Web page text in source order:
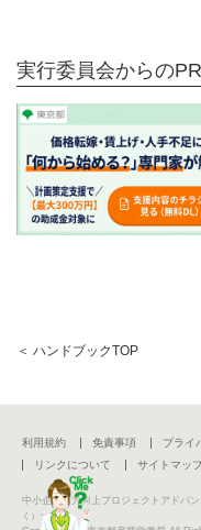
実行委員会からのPR
＜ ハンドブックTOP
利用規約 免責事項 プライ
リンクについて
サイトマッ
中小企業活力向上プロジェクトアドバ
く））